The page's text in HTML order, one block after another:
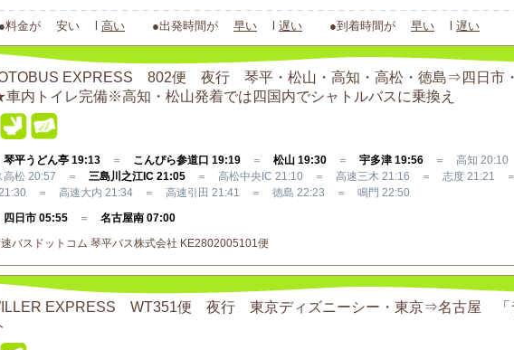
●料金が 安い l 高い ●出発時間が 早い 遅い ●到着時間が 早い 遅い
EXPRESS 802便 夜行 琴平・松山・高知・高松・徳島⇒四日市
車内トイレ完備※高知・松山発着では四国内でシャトルバスに乗換え
琴平うどん亭 19:13 ＝ こんぴら参道口 19:19 ＝ 松山 19:30 ＝ 宇多津 19:56 ＝ 高知
高松 20:57 ＝ 三島川之江IC 21:05 ＝ 高松中央IC 21:10 ＝ 高速三木 21:16 ＝ 志度 21:21
21:30 ＝ 高速大内 21:34 ＝ 高速引田 21:41 ＝ 徳島 22:23 ＝ 鳴門 22:50
四日市 05:55 ＝ 名古屋南 07:00
バスドットコム 琴平バス株式会社 KE2802005101便
EXPRESS WT351便 夜行 東京ディズニーシー・東京⇒名古屋 「